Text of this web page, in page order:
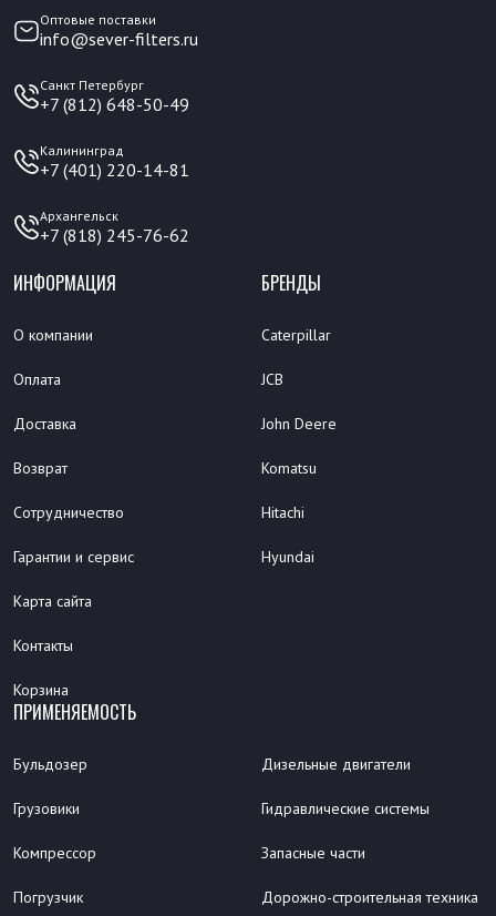
Оптовые поставки
info@sever-filters.ru
Санкт Петербург
+7 (812) 648-50-49
Калининград
+7 (401) 220-14-81
Архангельск
+7 (818) 245-76-62
ИНФОРМАЦИЯ
О компании
Оплата
Доставка
Возврат
Сотрудничество
Гарантии и сервис
Карта сайта
Контакты
Корзина
БРЕНДЫ
Caterpillar
JCB
John Deere
Komatsu
Hitachi
Hyundai
ПРИМЕНЯЕМОСТЬ
Бульдозер
Грузовики
Компрессор
Погрузчик
Дизельные двигатели
Гидравлические системы
Запасные части
Дорожно-строительная техника